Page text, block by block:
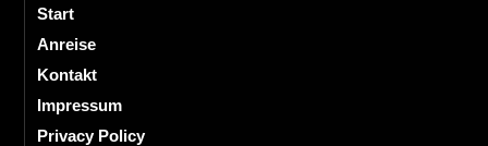
Start
Anreise
Kontakt
Impressum
Privacy Policy